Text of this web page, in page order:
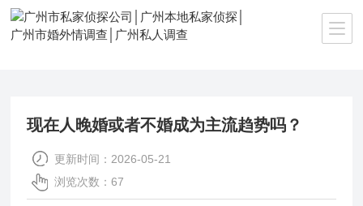
首页
现在人晚婚或者不婚成为主流趋势吗？
更新时间：2026-05-21
浏览次数：67